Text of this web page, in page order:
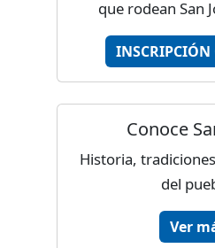
que rodean San
INSCRIPCIÓN
Conoce
Historia,
del
Ver